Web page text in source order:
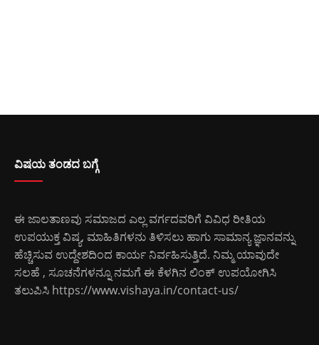
ವಿಷಯ ತಂಡದ ಬಗ್ಗೆ
ಈ ಜಾಲತಾಣವು ಸಮಾಜದ ಎಲ್ಲ ವರ್ಗದವರಿಗೆ ವಿವಿಧ ರೀತಿಯ
ಉಪಯುಕ್ತ ವಿಷ್ಯ, ಮಾಹಿತಿಗಳನು ತಿಳಿಸಲು ಹಾಗು ಸಾಮಾನ್ಯ ಜ್ಞಾನವನ್ನು
ಹೆಚ್ಚಿಸುವ ಉದ್ದೇಶದಿಂದ ಕಾರ್ಯ ನಿರ್ವಹಿಸುತ್ತಿದೆ. ನಿಮ್ಮ ಯಾವುದೇ
ಸಲಹೆ , ಸೂಚನೆಗಳನ್ನೂ ನಮಗೆ ಈ ಕೆಳಗಿನ ಲಿಂಕ್ ಉಪಯೋಗಿಸಿ
ತಲುಪಿಸಿ https://www.vishaya.in/contact-us/